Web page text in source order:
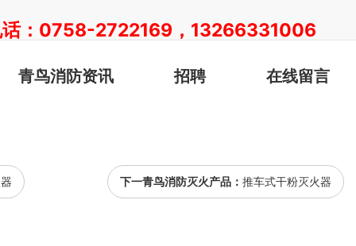
青鸟消防资讯 招聘 在线留言
话：0758-2722169，13266331006
下一青鸟消防灭火产品： 推车式干粉灭火器